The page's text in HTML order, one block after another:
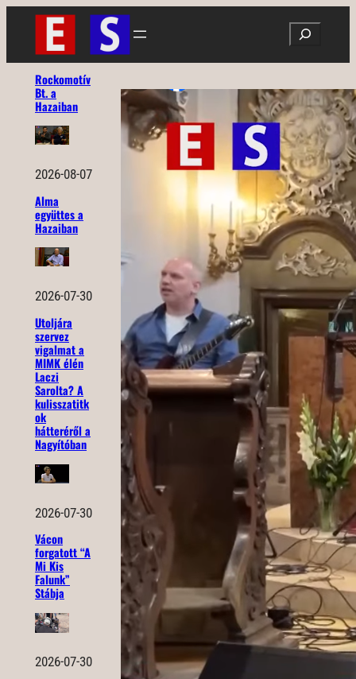
Ugrás
tartalomhoz
Search
Rockomotív
Bt. a
Hazaiban
2026-08-07
Alma
együttes a
Hazaiban
2026-07-30
Utoljára
szervez
vigalmat a
MIMK élén
Laczi
Sarolta? A
kulisszatitk
ok
hátteréről a
Nagyítóban
2026-07-30
Vácon
forgatott “A
Mi Kis
Falunk”
Stábja
2026-07-30